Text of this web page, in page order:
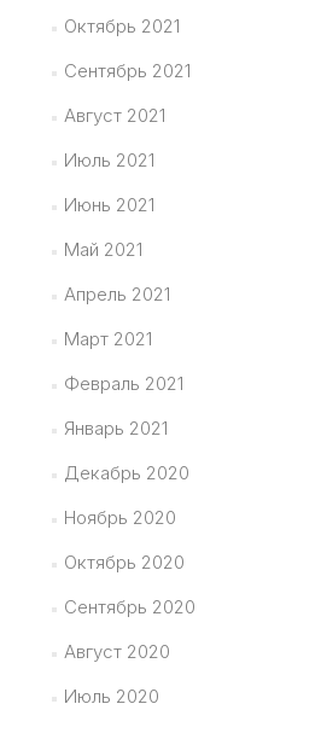
Октябрь 2021
Сентябрь 2021
Август 2021
Июль 2021
Июнь 2021
Май 2021
Апрель 2021
Март 2021
Февраль 2021
Январь 2021
Декабрь 2020
Ноябрь 2020
Октябрь 2020
Сентябрь 2020
Август 2020
Июль 2020